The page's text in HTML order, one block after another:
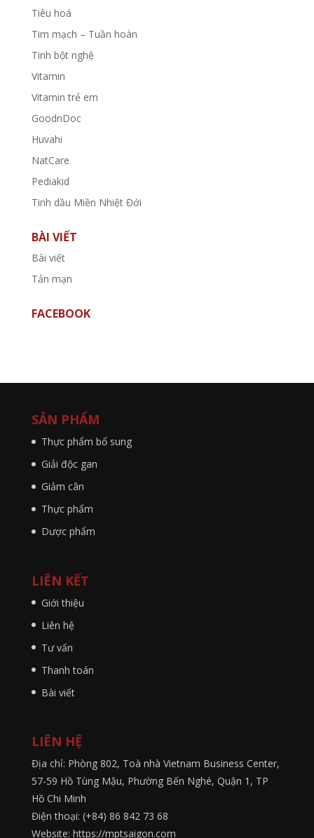
Tiêu hoá
Tim mạch – Tuần hoàn
Tinh bột nghệ
Vitamin
Vitamin trẻ em
GoodnDoc
Huvahi
NatCare
Pediakid
Tinh dầu Miền Nhiệt Đới
BÀI VIẾT
Bài viết
Tản mạn
FACEBOOK
SẢN PHẨM
Thực phẩm bổ sung
Giải độc gan
Giảm cân
Thực phẩm
Dược phẩm
LIÊN KẾT
Giới thiệu
Liên hệ
Tư vấn
Thanh toán
Bài viết
LIÊN HỆ
Địa chỉ: Phòng 802, Toà nhà Vietnam Business Center,
57-59 Hồ Tùng Mậu, Phường Bến Nghé, Quận 1, TP
Hồ Chi Minh
Điện thoại: (+84) 86 842 73 68
Website: https://mptsaigon.com